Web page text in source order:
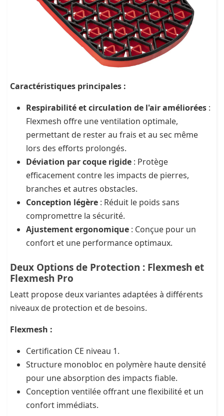
Caractéristiques principales :
Respirabilité et circulation de l'air améliorées :
Flexmesh offre une ventilation optimale,
permettant de rester au frais et au sec même
lors des efforts prolongés.
Déviation par coque rigide : Protège
efficacement contre les impacts de pierres,
branches et autres obstacles.
Conception légère : Réduit le poids sans
compromettre la sécurité.
Ajustement ergonomique : Conçue pour un
confort et une performance optimaux.
Deux Options de Protection : Flexmesh et
Flexmesh Pro
Leatt propose deux variantes adaptées à différents
niveaux de protection et de besoins.
Flexmesh :
Certification CE niveau 1.
Structure monobloc en polymère haute densité
pour une absorption des impacts fiable.
Conception ventilée offrant une flexibilité et un
confort immédiats.